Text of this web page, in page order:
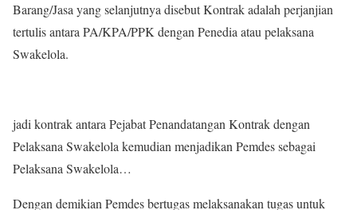
Barang/Jasa yang selanjutnya disebut Kontrak adalah perjanjian
tertulis antara PA/KPA/PPK dengan Penedia atau pelaksana
Swakelola.
jadi kontrak antara Pejabat Penandatangan Kontrak dengan
Pelaksana Swakelola kemudian menjadikan Pemdes sebagai
Pelaksana Swakelola…
Dengan demikian Pemdes bertugas melaksanakan tugas untuk